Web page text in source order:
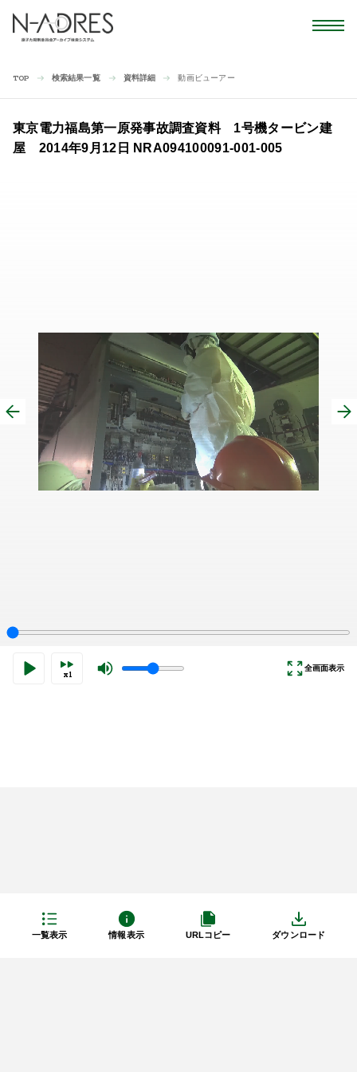
TOP 検索結果一覧 資料詳細 動画ビューアー
一覧表示 情報表示 URLコピー ダウンロード
東京電力福島第一原発事故調査資料 1号機タービン建
屋 2014年9月12日 NRA094100091-001-005
x1
全画面表示